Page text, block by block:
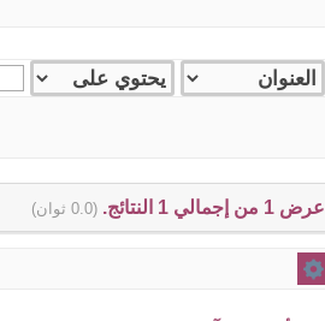
عرض 1 من إجمالي 1 النتائج. (0.0 ثوان)